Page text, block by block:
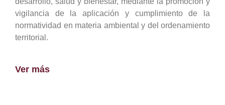
vigilancia de la aplicación y cumplimiento de la
normatividad en materia ambiental y del ordenamiento
territorial.
Ver más